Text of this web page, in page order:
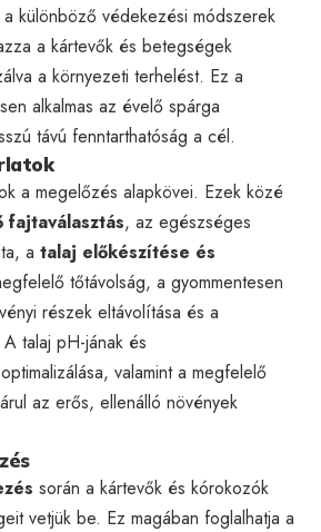
különböző védekezési módszerek
a kártevők és betegségek
a környezeti terhelést. Ez a
alkalmas az évelő spárga
távú fenntarthatóság a cél.
a megelőzés alapkövei. Ezek közé
fajtaválasztás, az egészséges
a talaj előkészítése és
tőtávolság, a gyommentesen
részek eltávolítása és a
talaj pH-jának és
valamint a megfelelő
az erős, ellenálló növények
során a kártevők és kórokozók
vetjük be. Ez magában foglalhatja a